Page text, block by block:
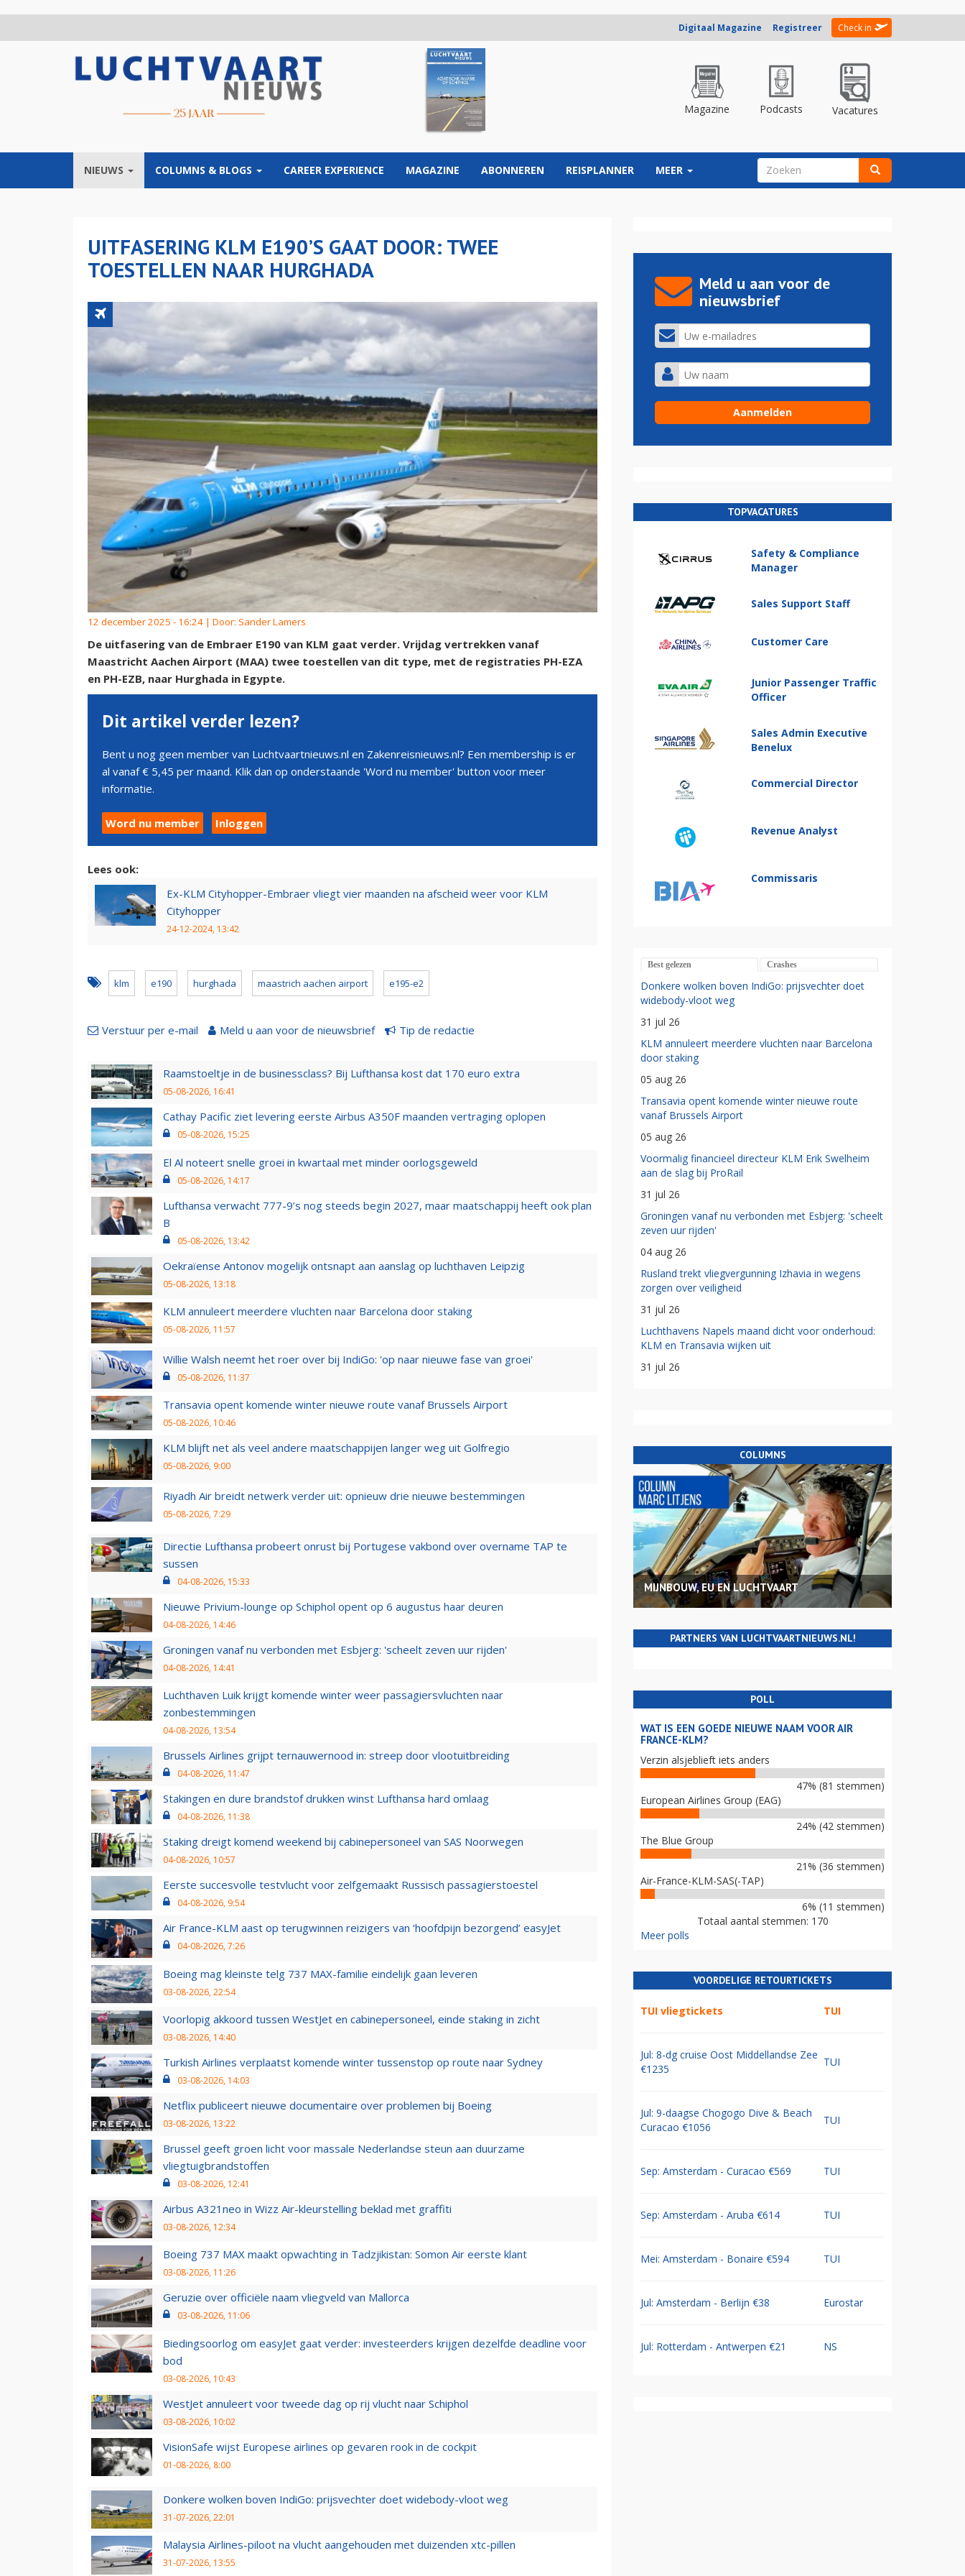
Digitaal Magazine Registreer Check in
Magazine Podcasts Vacatures
NIEUWS COLUMNS & BLOGS CAREER EXPERIENCE MAGAZINE ABONNEREN REISPLANNER MEER ZOEKVELD
UITFASERING KLM E190’S GAAT DOOR: TWEE
TOESTELLEN NAAR HURGHADA
12 december 2025 - 16:24 | Door: Sander Lamers
De uitfasering van de Embraer E190 van KLM gaat verder. Vrijdag vertrekken vanaf
Maastricht Aachen Airport (MAA) twee toestellen van dit type, met de registraties PH-EZA
en PH-EZB, naar Hurghada in Egypte.
Dit artikel verder lezen?
Bent u nog geen member van Luchtvaartnieuws.nl en Zakenreisnieuws.nl? Een membership is er
al vanaf € 5,45 per maand. Klik dan op onderstaande 'Word nu member' button voor meer
informatie.
Word nu member Inloggen
Lees ook:
Ex-KLM Cityhopper-Embraer vliegt vier maanden na afscheid weer voor KLM
Cityhopper
24-12-2024, 13:42
klm e190 hurghada maastrich aachen airport e195-e2
Verstuur per e-mail Meld u aan voor de nieuwsbrief Tip de redactie
Raamstoeltje in de businessclass? Bij Lufthansa kost dat 170 euro extra
05-08-2026, 16:41
Cathay Pacific ziet levering eerste Airbus A350F maanden vertraging oplopen
05-08-2026, 15:25
El Al noteert snelle groei in kwartaal met minder oorlogsgeweld
05-08-2026, 14:17
Lufthansa verwacht 777-9’s nog steeds begin 2027, maar maatschappij heeft ook plan
B
05-08-2026, 13:42
Oekraïense Antonov mogelijk ontsnapt aan aanslag op luchthaven Leipzig
05-08-2026, 13:18
KLM annuleert meerdere vluchten naar Barcelona door staking
05-08-2026, 11:57
Willie Walsh neemt het roer over bij IndiGo: 'op naar nieuwe fase van groei'
05-08-2026, 11:37
Transavia opent komende winter nieuwe route vanaf Brussels Airport
05-08-2026, 10:46
KLM blijft net als veel andere maatschappijen langer weg uit Golfregio
05-08-2026, 9:00
Riyadh Air breidt netwerk verder uit: opnieuw drie nieuwe bestemmingen
05-08-2026, 7:29
Directie Lufthansa probeert onrust bij Portugese vakbond over overname TAP te
sussen
04-08-2026, 15:33
Nieuwe Privium-lounge op Schiphol opent op 6 augustus haar deuren
04-08-2026, 14:46
Groningen vanaf nu verbonden met Esbjerg: 'scheelt zeven uur rijden'
04-08-2026, 14:41
Luchthaven Luik krijgt komende winter weer passagiersvluchten naar
zonbestemmingen
04-08-2026, 13:54
Brussels Airlines grijpt ternauwernood in: streep door vlootuitbreiding
04-08-2026, 11:47
Stakingen en dure brandstof drukken winst Lufthansa hard omlaag
04-08-2026, 11:38
Staking dreigt komend weekend bij cabinepersoneel van SAS Noorwegen
04-08-2026, 10:57
Eerste succesvolle testvlucht voor zelfgemaakt Russisch passagierstoestel
04-08-2026, 9:54
Air France-KLM aast op terugwinnen reizigers van ‘hoofdpijn bezorgend’ easyJet
04-08-2026, 7:26
Boeing mag kleinste telg 737 MAX-familie eindelijk gaan leveren
03-08-2026, 22:54
Voorlopig akkoord tussen WestJet en cabinepersoneel, einde staking in zicht
03-08-2026, 14:40
Turkish Airlines verplaatst komende winter tussenstop op route naar Sydney
03-08-2026, 14:03
Netflix publiceert nieuwe documentaire over problemen bij Boeing
03-08-2026, 13:22
Brussel geeft groen licht voor massale Nederlandse steun aan duurzame
vliegtuigbrandstoffen
03-08-2026, 12:41
Airbus A321neo in Wizz Air-kleurstelling beklad met graffiti
03-08-2026, 12:34
Boeing 737 MAX maakt opwachting in Tadzjikistan: Somon Air eerste klant
03-08-2026, 11:26
Geruzie over officiële naam vliegveld van Mallorca
03-08-2026, 11:06
Biedingsoorlog om easyJet gaat verder: investeerders krijgen dezelfde deadline voor
bod
03-08-2026, 10:43
WestJet annuleert voor tweede dag op rij vlucht naar Schiphol
03-08-2026, 10:02
VisionSafe wijst Europese airlines op gevaren rook in de cockpit
01-08-2026, 8:00
Donkere wolken boven IndiGo: prijsvechter doet widebody-vloot weg
31-07-2026, 22:01
Malaysia Airlines-piloot na vlucht aangehouden met duizenden xtc-pillen
31-07-2026, 13:55
Meld u aan voor de
nieuwsbrief
TOPVACATURES
Safety & Compliance
Manager
Sales Support Staff
Customer Care
Junior Passenger Traffic
Officer
Sales Admin Executive
Benelux
Commercial Director
Revenue Analyst
Commissaris
Best gelezen Crashes
Donkere wolken boven IndiGo: prijsvechter doet
widebody-vloot weg
31 jul 26
KLM annuleert meerdere vluchten naar Barcelona
door staking
05 aug 26
Transavia opent komende winter nieuwe route
vanaf Brussels Airport
05 aug 26
Voormalig financieel directeur KLM Erik Swelheim
aan de slag bij ProRail
31 jul 26
Groningen vanaf nu verbonden met Esbjerg: 'scheelt
zeven uur rijden'
04 aug 26
Rusland trekt vliegvergunning Izhavia in wegens
zorgen over veiligheid
31 jul 26
Luchthavens Napels maand dicht voor onderhoud:
KLM en Transavia wijken uit
31 jul 26
COLUMNS
MIJNBOUW, EU EN LUCHTVAART
PARTNERS VAN LUCHTVAARTNIEUWS.NL!
POLL
WAT IS EEN GOEDE NIEUWE NAAM VOOR AIR
FRANCE-KLM?
Verzin alsjeblieft iets anders
47% (81 stemmen)
European Airlines Group (EAG)
24% (42 stemmen)
The Blue Group
21% (36 stemmen)
Air-France-KLM-SAS(-TAP)
6% (11 stemmen)
Totaal aantal stemmen: 170
Meer polls
VOORDELIGE RETOURTICKETS
TUI vliegtickets TUI
Jul: 8-dg cruise Oost Middellandse Zee
€1235
TUI
Jul: 9-daagse Chogogo Dive & Beach
Curacao €1056
TUI
Sep: Amsterdam - Curacao €569 TUI
Sep: Amsterdam - Aruba €614 TUI
Mei: Amsterdam - Bonaire €594 TUI
Jul: Amsterdam - Berlijn €38 Eurostar
Jul: Rotterdam - Antwerpen €21 NS